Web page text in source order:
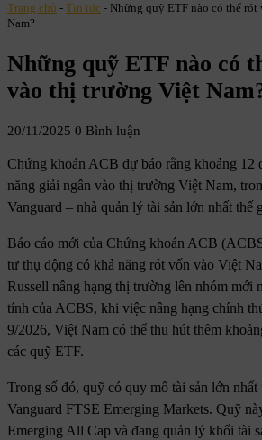
Trang chủ - Tin tức - Những quỹ ETF nào có thể
Nam?
Những quỹ ETF nào có
vào thị trường Việt
20/11/2025 0 Bình luận
Chứng khoán ACB dự báo rằng khoảng 12
năng giải ngân vào thị trường Việt Nam,
Vanguard – nhà quản lý tài sản lớn nhất thế
Báo cáo mới của Chứng khoán ACB
tư thụ động có khả năng rót vốn vào Việt
Russell nâng hạng thị trường lên nhóm mới
tính của ACBS, khi việc nâng hạng chính
9/2026, Việt Nam có thể thu hút thêm
các quỹ ETF.
Trong số đó, quỹ có quy mô tài sản lớn nhất
Vanguard FTSE Emerging Markets. Quỹ
Emerging All Cap và đang quản lý khối tài